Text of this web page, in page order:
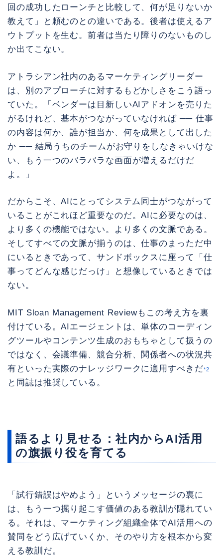
回の成功したローンチと比較して、何が足りないか
教えて」と頼むのとの違いである。後者は使えるア
ウトプットを生む。前者は当たり障りのないものし
か出てこない。
アトラシアン社内のあるマーケティングリーダー
は、別のアプローチに対するもどかしさをこう語っ
ていた。「ベンダーは目新しいAIアドオンを売りた
がるけれど、基本がつながっていなければ ── 仕事
の内容は何か、誰が担当か、何を成果として出した
か ── 結局うちのチームがお守りをしなきゃいけな
い、もう一つのバラバラな画面が増えるだけだ
よ。」
だからこそ、AIにとってシステム同士がつながって
いることがこれほど重要なのだ。AIに必要なのは、
より多くの機能ではない。より多くの文脈である。
そしてすべての文脈が揃うのは、仕事のまっただ中
にいるときであって、サンドボックスに座って「仕
事ってどんな感じだっけ」と想像しているときでは
ない。
MIT Sloan Management Reviewもこの考え方を裏
付けている。AIエージェントは、単体のコーディン
グツールやコンテンツ生成のおもちゃとして扱うの
ではなく、会議準備、競合分析、関係者への状況共
有といった実際のナレッジワークに適用すべきだ*2
と同誌は推奨している。
語るより見せる：社内からAI活用
の旗振り役を育てる
「試行錯誤はやめよう」というメッセージの裏に
は、もう一つ掘り起こす価値のある教訓が隠れてい
る。それは、マーケティング組織全体でAI活用への
賛同をどう広げていくか、そのやり方を根本から変
える教訓だ。